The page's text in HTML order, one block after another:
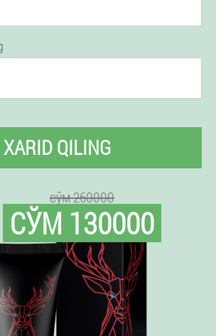
XARID QILING
сўм 260000
СЎМ 130000